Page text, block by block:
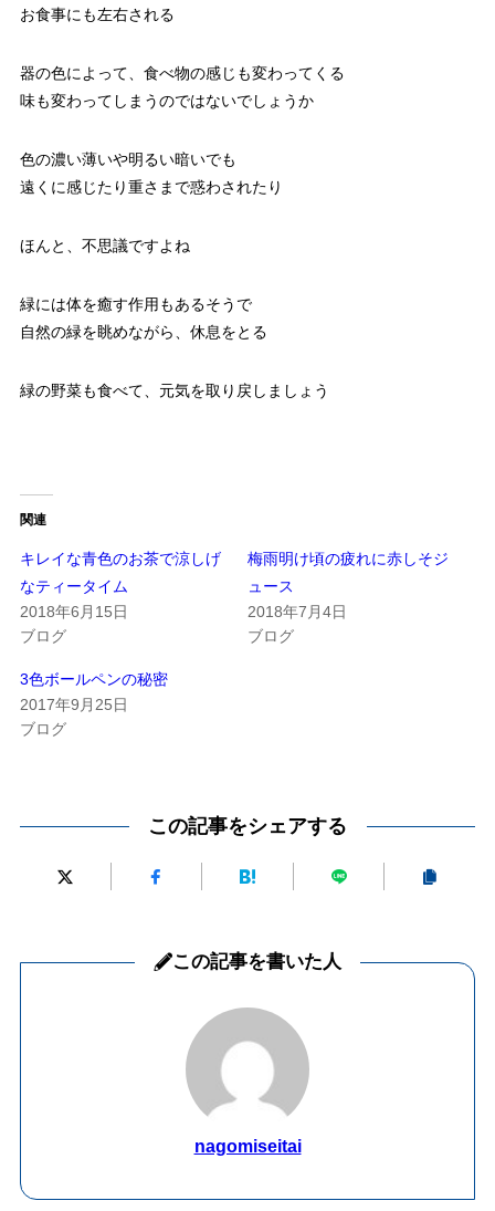
お食事にも左右される
器の色によって、食べ物の感じも変わってくる
味も変わってしまうのではないでしょうか
色の濃い薄いや明るい暗いでも
遠くに感じたり重さまで惑わされたり
ほんと、不思議ですよね
緑には体を癒す作用もあるそうで
自然の緑を眺めながら、休息をとる
緑の野菜も食べて、元気を取り戻しましょう
関連
キレイな青色のお茶で涼しげ
なティータイム
2018年6月15日
ブログ
梅雨明け頃の疲れに赤しそジ
ュース
2018年7月4日
ブログ
3色ボールペンの秘密
2017年9月25日
ブログ
この記事をシェアする
この記事を書いた人
nagomiseitai